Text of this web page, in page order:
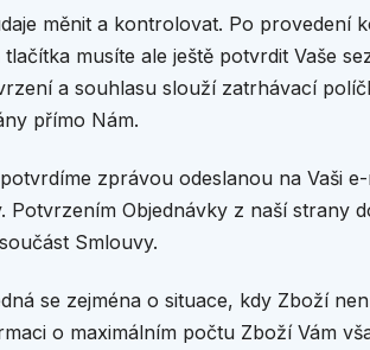
měnit a kontrolovat. Po provedení
musíte ale ještě potvrdit Vaše
a souhlasu slouží zatrhávací
přímo Nám.
zprávou odeslanou na Vaši
Objednávky z naší strany
Smlouvy.
se zejména o situace, kdy Zboží
o maximálním počtu Zboží Vám